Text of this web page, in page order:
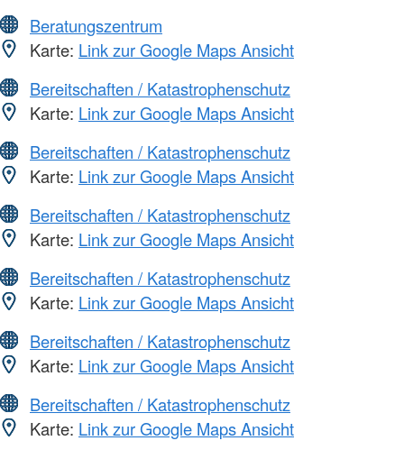
Beratungszentrum
Karte: Link zur Google Maps Ansicht
Bereitschaften / Katastrophenschutz
Karte: Link zur Google Maps Ansicht
Bereitschaften / Katastrophenschutz
Karte: Link zur Google Maps Ansicht
Bereitschaften / Katastrophenschutz
Karte: Link zur Google Maps Ansicht
Bereitschaften / Katastrophenschutz
Karte: Link zur Google Maps Ansicht
Bereitschaften / Katastrophenschutz
Karte: Link zur Google Maps Ansicht
Bereitschaften / Katastrophenschutz
Karte: Link zur Google Maps Ansicht